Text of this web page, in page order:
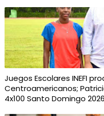
Juegos Escolares INEFI
Centroamericanos;
4x100 Santo Domingo 2026